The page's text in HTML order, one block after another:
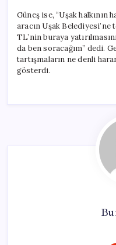
Güneş ise, “Uşak halkının
aracın Uşak
TL’nin buraya
da ben soracağım” dedi.
tartışmaların ne denli
gösterdi.